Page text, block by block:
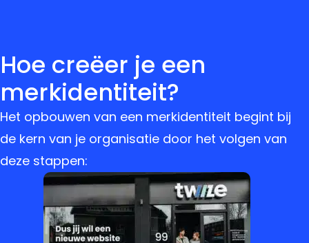
Hoe creëer je een
merkidentiteit?
Het opbouwen van een merkidentiteit begint bij
de kern van je organisatie door het volgen van
deze stappen: